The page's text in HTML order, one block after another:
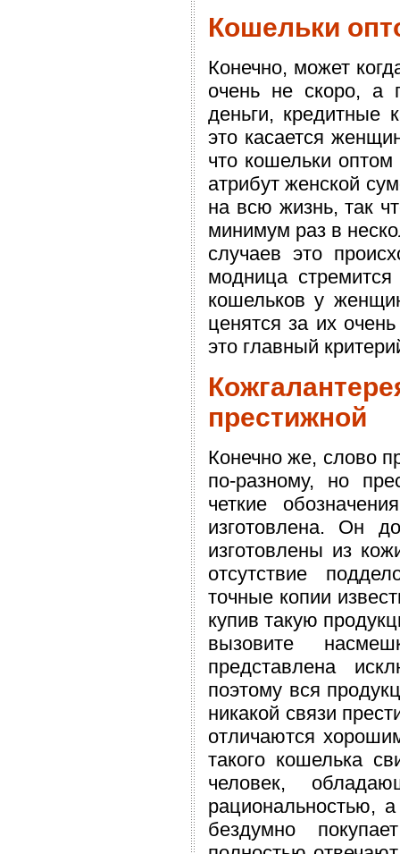
Кошельки
Конечно, может
очень не скоро, а
деньги, кредитные
это касается
что кошельки оптом
атрибут женской
на всю жизнь, так
минимум раз в
случаев это
модница
кошельков у
ценятся за их
это главный
престижной
Конечно же, слово
по-разному, но
четкие
изготовлена. Он
изготовлены из
отсутствие
точные копии
купив такую
вызовите
представлена
поэтому вся
никакой связи
отличаются
такого кошелька
человек,
рациональностью,
бездумно